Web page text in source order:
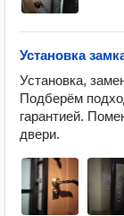
Установка
Установка,
Подберём
гарантией.
двери.